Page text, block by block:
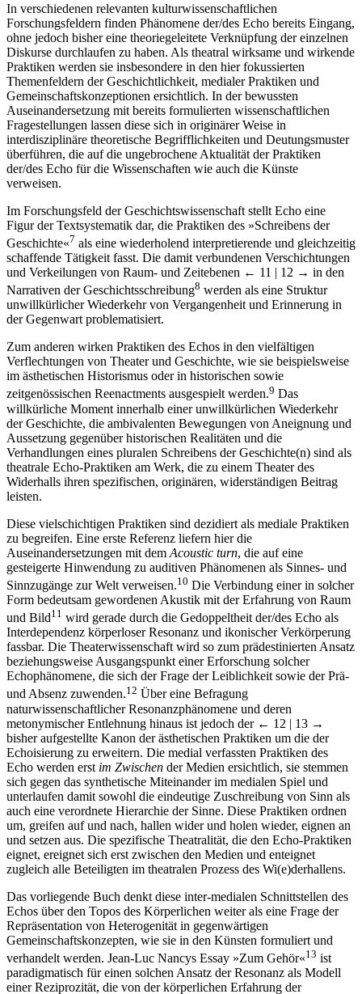
In verschiedenen relevanten kulturwissenschaftlichen
Forschungsfeldern finden Phänomene der/des Echo bereits Eingang,
ohne jedoch bisher eine theoriegeleitete Verknüpfung der einzelnen
Diskurse durchlaufen zu haben. Als theatral wirksame und wirkende
Praktiken werden sie insbesondere in den hier fokussierten
Themenfeldern der Geschichtlichkeit, medialer Praktiken und
Gemeinschaftskonzeptionen ersichtlich. In der bewussten
Auseinandersetzung mit bereits formulierten wissenschaftlichen
Fragestellungen lassen diese sich in originärer Weise in
interdisziplinäre theoretische Begrifflichkeiten und Deutungsmuster
überführen, die auf die ungebrochene Aktualität der Praktiken
der/des Echo für die Wissenschaften wie auch die Künste
verweisen.
Im Forschungsfeld der Geschichtswissenschaft stellt Echo eine
Figur der Textsystematik dar, die Praktiken des »Schreibens der
Geschichte«7 als eine wiederholend interpretierende und gleichzeitig
schaffende Tätigkeit fasst. Die damit verbundenen Verschichtungen
und Verkeilungen von Raum- und Zeitebenen ← 11 | 12 → in den
Narrativen der Geschichtsschreibung8 werden als eine Struktur
unwillkürlicher Wiederkehr von Vergangenheit und Erinnerung in
der Gegenwart problematisiert.
Zum anderen wirken Praktiken des Echos in den vielfältigen
Verflechtungen von Theater und Geschichte, wie sie beispielsweise
im ästhetischen Historismus oder in historischen sowie
zeitgenössischen Reenactments ausgespielt werden.9 Das
willkürliche Moment innerhalb einer unwillkürlichen Wiederkehr
der Geschichte, die ambivalenten Bewegungen von Aneignung und
Aussetzung gegenüber historischen Realitäten und die
Verhandlungen eines pluralen Schreibens der Geschichte(n) sind als
theatrale Echo-Praktiken am Werk, die zu einem Theater des
Widerhalls ihren spezifischen, originären, widerständigen Beitrag
leisten.
Diese vielschichtigen Praktiken sind dezidiert als mediale Praktiken
zu begreifen. Eine erste Referenz liefern hier die
Auseinandersetzungen mit dem Acoustic turn, die auf eine
gesteigerte Hinwendung zu auditiven Phänomenen als Sinnes- und
Sinnzugänge zur Welt verweisen.10 Die Verbindung einer in solcher
Form bedeutsam gewordenen Akustik mit der Erfahrung von Raum
und Bild11 wird gerade durch die Gedoppeltheit der/des Echo als
Interdependenz körperloser Resonanz und ikonischer Verkörperung
fassbar. Die Theaterwissenschaft wird so zum prädestinierten Ansatz
beziehungsweise Ausgangspunkt einer Erforschung solcher
Echophänomene, die sich der Frage der Leiblichkeit sowie der Prä-
und Absenz zuwenden.12 Über eine Befragung
naturwissenschaftlicher Resonanzphänomene und deren
metonymischer Entlehnung hinaus ist jedoch der ← 12 | 13 →
bisher aufgestellte Kanon der ästhetischen Praktiken um die der
Echoisierung zu erweitern. Die medial verfassten Praktiken des
Echo werden erst im Zwischen der Medien ersichtlich, sie stemmen
sich gegen das synthetische Miteinander im medialen Spiel und
unterlaufen damit sowohl die eindeutige Zuschreibung von Sinn als
auch eine verordnete Hierarchie der Sinne. Diese Praktiken ordnen
um, greifen auf und nach, hallen wider und holen wieder, eignen an
und setzen aus. Die spezifische Theatralität, die den Echo-Praktiken
eignet, ereignet sich erst zwischen den Medien und enteignet
zugleich alle Beteiligten im theatralen Prozess des Wi(e)derhallens.
Das vorliegende Buch denkt diese inter-medialen Schnittstellen des
Echos über den Topos des Körperlichen weiter als eine Frage der
Repräsentation von Heterogenität in gegenwärtigen
Gemeinschaftskonzepten, wie sie in den Künsten formuliert und
verhandelt werden. Jean-Luc Nancys Essay »Zum Gehör«13 ist
paradigmatisch für einen solchen Ansatz der Resonanz als Modell
einer Reziprozität, die von der körperlichen Erfahrung der